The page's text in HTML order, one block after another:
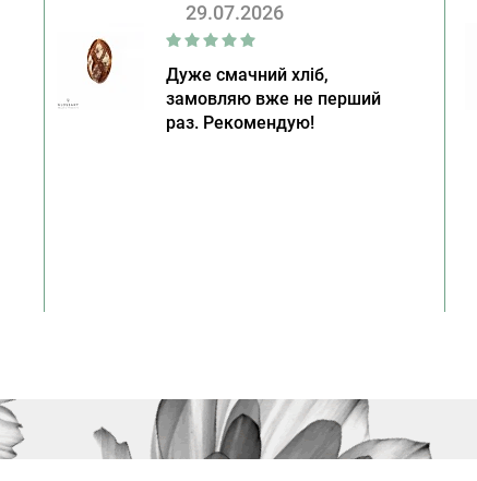
29.07.2026
Дуже смачний хліб,
замовляю вже не перший
раз. Рекомендую!